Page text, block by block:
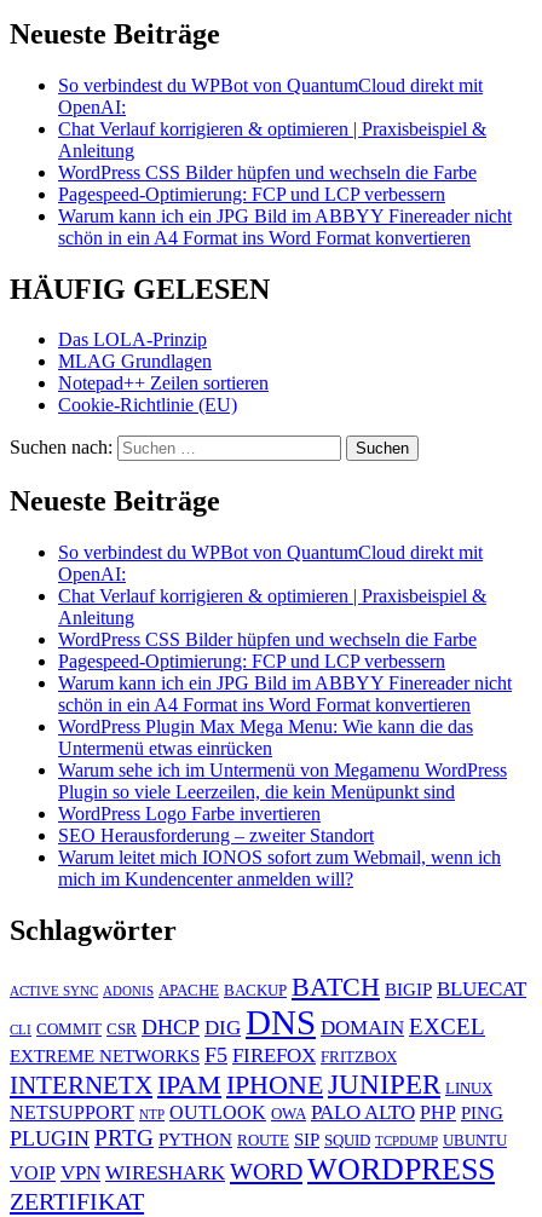
Neueste Beiträge
So verbindest du WPBot von QuantumCloud direkt mit
OpenAI:
Chat Verlauf korrigieren & optimieren | Praxisbeispiel &
Anleitung
WordPress CSS Bilder hüpfen und wechseln die Farbe
Pagespeed-Optimierung: FCP und LCP verbessern
Warum kann ich ein JPG Bild im ABBYY Finereader nicht
schön in ein A4 Format ins Word Format konvertieren
HÄUFIG GELESEN
Das LOLA-Prinzip
MLAG Grundlagen
Notepad++ Zeilen sortieren
Cookie-Richtlinie (EU)
Suchen nach:
Neueste Beiträge
So verbindest du WPBot von QuantumCloud direkt mit
OpenAI:
Chat Verlauf korrigieren & optimieren | Praxisbeispiel &
Anleitung
WordPress CSS Bilder hüpfen und wechseln die Farbe
Pagespeed-Optimierung: FCP und LCP verbessern
Warum kann ich ein JPG Bild im ABBYY Finereader nicht
schön in ein A4 Format ins Word Format konvertieren
WordPress Plugin Max Mega Menu: Wie kann die das
Untermenü etwas einrücken
Warum sehe ich im Untermenü von Megamenu WordPress
Plugin so viele Leerzeilen, die kein Menüpunkt sind
WordPress Logo Farbe invertieren
SEO Herausforderung – zweiter Standort
Warum leitet mich IONOS sofort zum Webmail, wenn ich
mich im Kundencenter anmelden will?
Schlagwörter
ACTIVE SYNC ADONIS APACHE BACKUP BATCH BIGIP BLUECAT
CLI COMMIT CSR DHCP DIG DNS DOMAIN EXCEL
EXTREME NETWORKS F5 FIREFOX FRITZBOX
INTERNETXIPAM IPHONEJUNIPER LINUX
NETSUPPORT NTP OUTLOOK OWA PALO ALTO PHP PING
PLUGIN PRTG PYTHON ROUTE SIP SQUID TCPDUMP UBUNTU
VOIP VPN WIRESHARK WORDWORDPRESS
ZERTIFIKAT